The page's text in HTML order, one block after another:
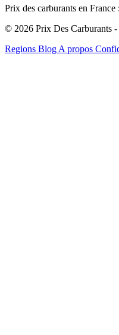
Prix des carburants en
© 2026 Prix Des Carburants -
Regions Blog A propos